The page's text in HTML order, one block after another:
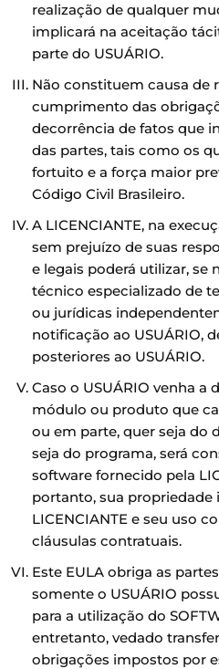
realização de qualquer
implicará na aceitação
parte do USUÁRIO.
Não constituem causa de
cumprimento das
decorrência de fatos que
das partes, tais como os
fortuito e a força maior
Código Civil Brasileiro.
A LICENCIANTE, na
sem prejuízo de suas
e legais poderá utilizar, se
técnico especializado de
ou jurídicas
notificação ao USUÁRIO,
posteriores ao USUÁRIO.
Caso o USUÁRIO venha a
módulo ou produto que
ou em parte, quer seja do
seja do programa, será
software fornecido pela
portanto, sua propriedade
LICENCIANTE e seu uso
cláusulas contratuais.
Este EULA obriga as
somente o USUÁRIO
para a utilização do
entretanto, vedado
obrigações impostos por